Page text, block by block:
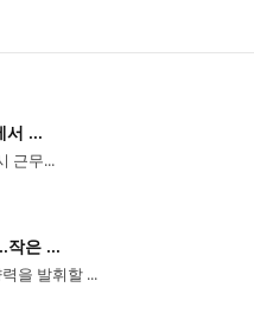
서 ...
근무...
작은 ...
을 발휘할 ...